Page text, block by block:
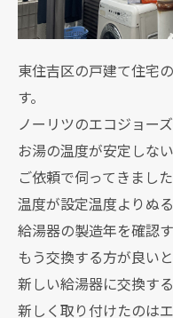
東住吉区の戸建て住宅
す。
ノーリツのエコジョーズ
お湯の温度が安定しな
ご依頼で伺ってきました
温度が設定温度よりぬ
給湯器の製造年を確認
もう交換する方が良い
新しい給湯器に交換す
新しく取り付けたのは